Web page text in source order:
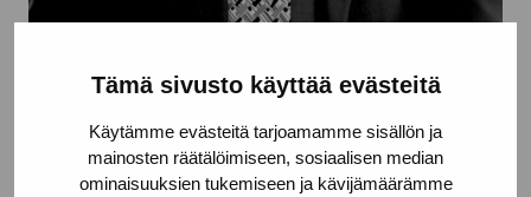
Tämä sivusto käyttää evästeitä
Käytämme evästeitä tarjoamamme sisällön ja
mainosten räätälöimiseen, sosiaalisen median
ominaisuuksien tukemiseen ja kävijämäärämme
Juha-Heikki Tihinen
Kuraattori
+358 (0)50 358 4248